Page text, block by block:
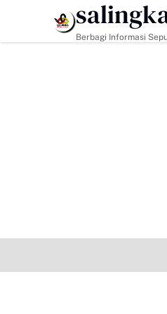
HEADLINE
Berbagi Informasi